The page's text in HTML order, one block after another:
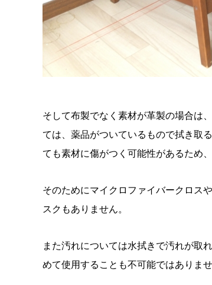
そして布製でなく素材が革製の場合は
ては、薬品がついているもので拭き取
ても素材に傷がつく可能性があるため
そのためにマイクロファイバークロス
スクもありません。
また汚れについては水拭きで汚れが取
めて使用することも不可能ではありませ